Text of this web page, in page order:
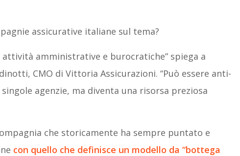
assicurative italiane sul tema?
attività amministrative e burocratiche” spiega a
CMO di Vittoria Assicurazioni. “Può essere anti-
agenzie, ma diventa una risorsa preziosa
che storicamente ha sempre puntato e
con quello che definisce un modello da “bottega